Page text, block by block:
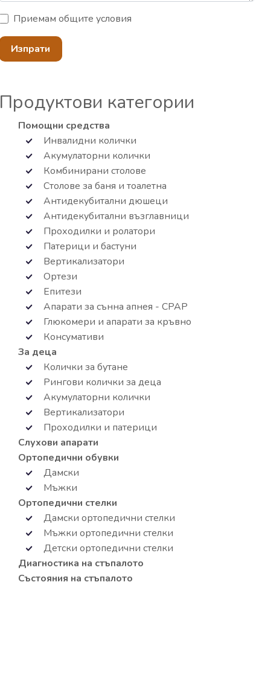
Приемамобщите условия
Изпрати
Продуктови категории
Помощни средства
Инвалидни колички
Акумулаторни колички
Комбинирани столове
Столове за баня и тоалетна
Антидекубитални дюшеци
Антидекубитални възглавници
Проходилки и ролатори
Патерици и бастуни
Вертикализатори
Ортези
Епитези
Апарати за сънна апнея - СРАР
Глюкомери и апарати за кръвно
Консумативи
За деца
Колички за бутане
Рингови колички за деца
Акумулаторни колички
Вертикализатори
Проходилки и патерици
Слухови апарати
Ортопедични обувки
Дамски
Мъжки
Ортопедични стелки
Дамски ортопедични стелки
Мъжки ортопедични стелки
Детски ортопедични стелки
Диагностика на стъпалото
Състояния на стъпалото